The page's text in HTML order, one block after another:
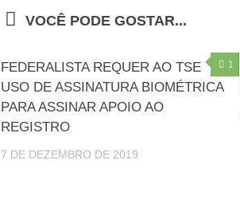
VOCÊ PODE GOSTAR...
1
FEDERALISTA REQUER AO TSE
USO DE ASSINATURA BIOMÉTRICA
PARA ASSINAR APOIO AO
REGISTRO
7 DE DEZEMBRO DE 2019